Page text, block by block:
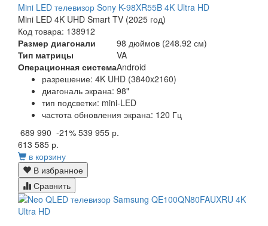
Mini LED телевизор Sony K-98XR55B 4K Ultra HD
Mini LED 4K UHD Smart TV (2025 год)
Код товара: 138912
Размер диагонали
98 дюймов (248.92 см)
Тип матрицы
VA
Операционная системаAndroid
разрешение: 4K UHD (3840x2160)
диагональ экрана: 98"
тип подсветки: mini-LED
частота обновления экрана: 120 Гц
689 990 -21% 539 955 р.
613 585 р.
в корзину
В избранное
Сравнить